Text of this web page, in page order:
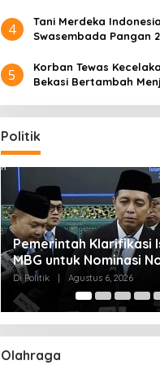
Maju dari Dapil
Ini Alasan PSI Pilih
4
Tani Merdeka
Swasembada Pangan
5
Korban Tewas
Bekasi Bertambah
Politik
Muktamar NU ke-35 di
Panitia Siagakan 3
Kesehatan 24 Jam
Di Politik Agustus 6, 2026
Olahraga